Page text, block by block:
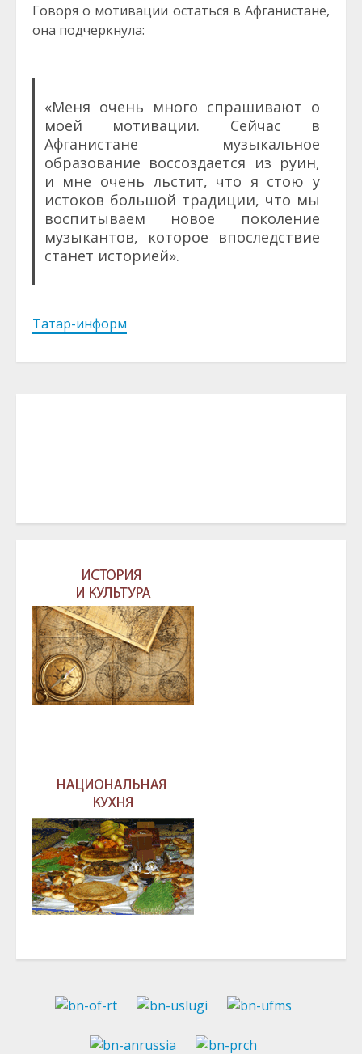
Говоря о мотивации остаться в Афганистане,
она подчеркнула:
«Меня очень много спрашивают о
моей мотивации. Сейчас в
Афганистане музыкальное
образование воссоздается из руин,
и мне очень льстит, что я стою у
истоков большой традиции, что мы
воспитываем новое поколение
музыкантов, которое впоследствие
станет историей».
Татар-информ